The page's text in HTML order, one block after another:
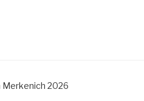
Merkenich 2026